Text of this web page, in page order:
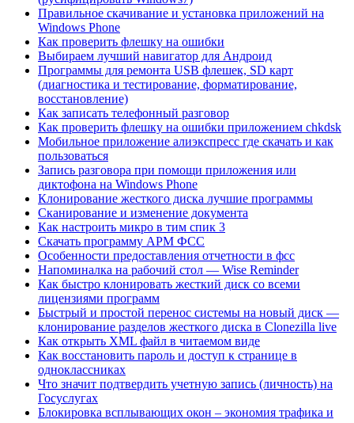
Правильное скачивание и установка приложений на
Windows Phone
Как проверить флешку на ошибки
Выбираем лучший навигатор для Андроид
Программы для ремонта USB флешек, SD карт
(диагностика и тестирование, форматирование,
восстановление)
Как записать телефонный разговор
Как проверить флешку на ошибки приложением chkdsk
Мобильное приложение алиэкспресс где скачать и как
пользоваться
Запись разговора при помощи приложения или
диктофона на Windows Phone
Клонирование жесткого диска лучшие программы
Сканирование и изменение документа
Как настроить микро в тим спик 3
Скачать программу АРМ ФСС
Особенности предоставления отчетности в фсс
Напоминалка на рабочий стол — Wise Reminder
Как быстро клонировать жесткий диск со всеми
лицензиями программ
Быстрый и простой перенос системы на новый диск —
клонирование разделов жесткого диска в Clonezilla live
Как открыть XML файл в читаемом виде
Как восстановить пароль и доступ к странице в
одноклассниках
Что значит подтвердить учетную запись (личность) на
Госуслугах
Блокировка всплывающих окон – экономия трафика и